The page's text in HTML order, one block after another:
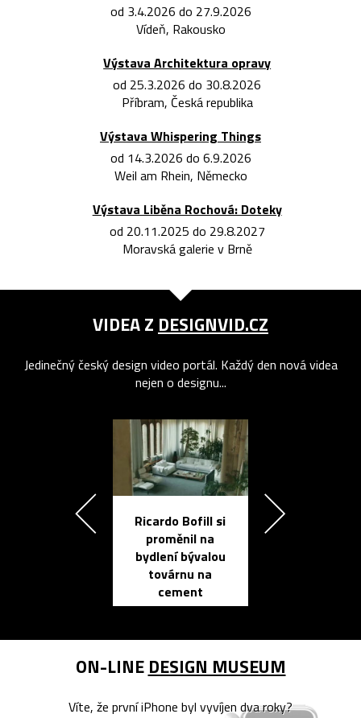
od 3.4.2026 do 27.9.2026
Vídeň, Rakousko
Výstava Architektura opravy
od 25.3.2026 do 30.8.2026
Příbram, Česká republika
Výstava Whispering Things
od 14.3.2026 do 6.9.2026
Weil am Rhein, Německo
Výstava Liběna Rochová: Doteky
od 20.11.2025 do 29.8.2027
Moravská galerie v Brně
VIDEA Z DESIGNVID.CZ
Jedinečný český design video portál. Každý den nová videa
nejen o designu...
Ricardo Bofill si
proměnil na
bydlení bývalou
továrnu na
cement
ON-LINE DESIGN MUSEUM
Víte, že první iPhone byl vyvíjen dva roky?